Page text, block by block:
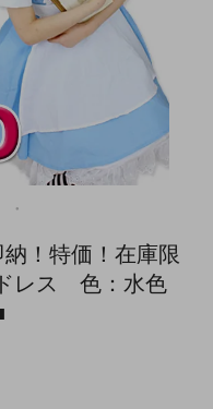
！特価！在庫限
レス 色：水色